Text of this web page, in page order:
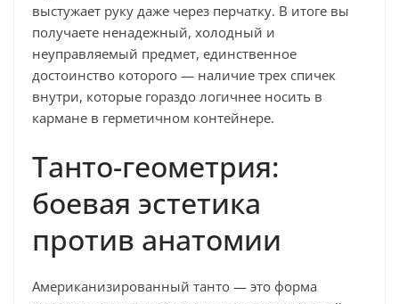
выстужает руку даже через перчатку. В итоге вы
получаете ненадежный, холодный и
неуправляемый предмет, единственное
достоинство которого — наличие трех спичек
внутри, которые гораздо логичнее носить в
кармане в герметичном контейнере.
Танто-геометрия:
боевая эстетика
против анатомии
Американизированный танто — это форма